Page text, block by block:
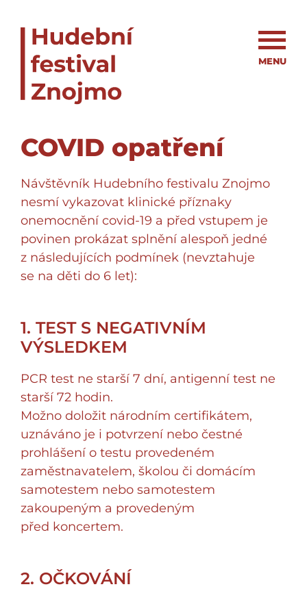
MENU
COVID opatření
Návštěvník Hudebního festivalu Znojmo
nesmí vykazovat klinické příznaky
onemocnění covid-19 a před vstupem je
povinen prokázat splnění alespoň jedné
z následujících podmínek (nevztahuje
se na děti do 6 let):
1. TEST S NEGATIVNÍM
VÝSLEDKEM
PCR test ne starší 7 dní, antigenní test ne
starší 72 hodin.
Možno doložit národním certifikátem,
uznáváno je i potvrzení nebo čestné
prohlášení o testu provedeném
zaměstnavatelem, školou či domácím
samotestem nebo samotestem
zakoupeným a provedeným
před koncertem.
2. OČKOVÁNÍ